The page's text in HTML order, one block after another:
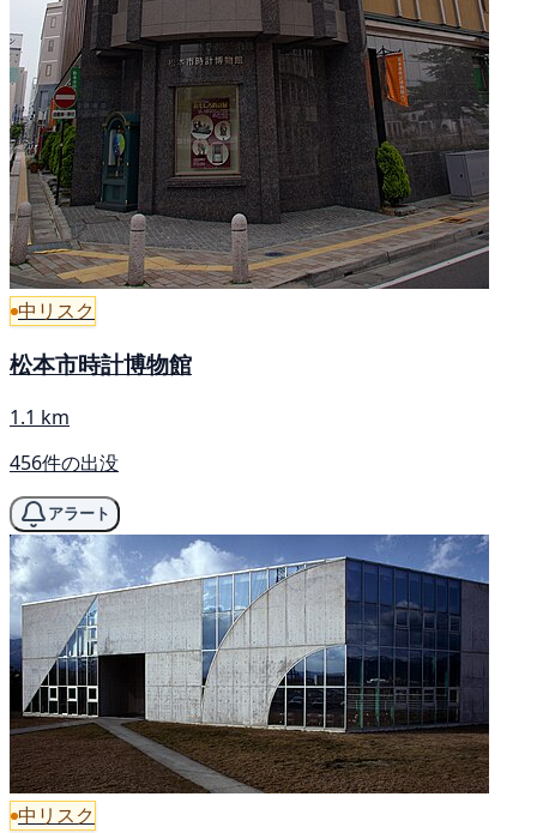
中リスク
松本市時計博物館
1.1 km
456件の出没
アラート
中リスク